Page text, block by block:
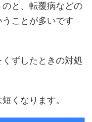
と、転覆病などの
ことが多いです
ずしたときの対処
くなります。